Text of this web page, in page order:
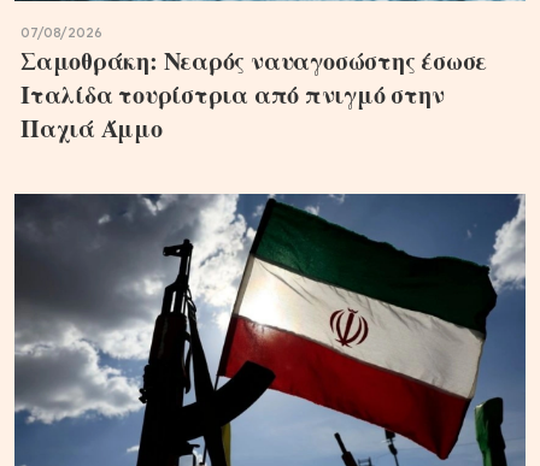
07/08/2026
Σαμοθράκη: Νεαρός ναυαγοσώστης έσωσε
Ιταλίδα τουρίστρια από πνιγμό στην
Παχιά Άμμο